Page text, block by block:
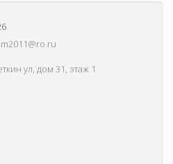
ул, дом 31, этаж 1